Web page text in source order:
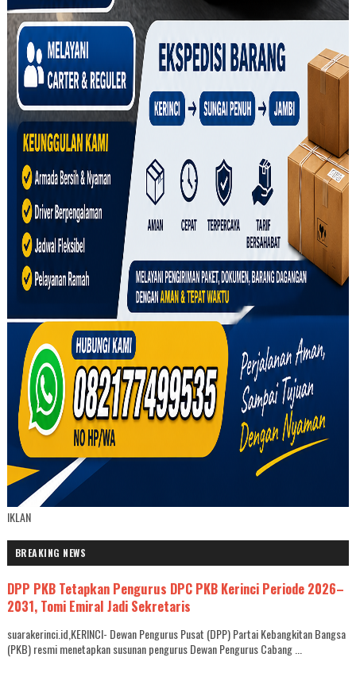
IKLAN
BREAKING NEWS
DPP PKB Tetapkan Pengurus DPC PKB Kerinci Periode 2026–
2031, Tomi Emiral Jadi Sekretaris
suarakerinci.id,KERINCI- Dewan Pengurus Pusat (DPP) Partai Kebangkitan Bangsa
(PKB) resmi menetapkan susunan pengurus Dewan Pengurus Cabang ...